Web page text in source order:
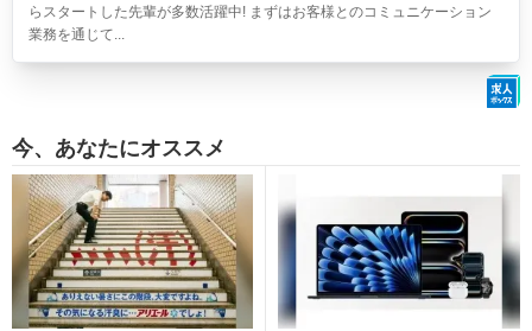
らスタートした先輩が多数活躍中! まずはお客様とのコミュニケーション
業務を通じて...
今、あなたにオススメ